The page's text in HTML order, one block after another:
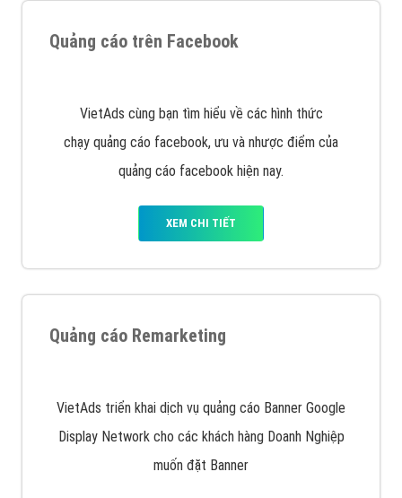
Quảng cáo trên Facebook
VietAds cùng bạn tìm hiểu về các hình thức
chạy quảng cáo facebook, ưu và nhược điểm của
quảng cáo facebook hiện nay.
XEM CHI TIẾT
Quảng cáo Remarketing
VietAds triển khai dịch vụ quảng cáo Banner Google
Display Network cho các khách hàng Doanh Nghiệp
muốn đặt Banner